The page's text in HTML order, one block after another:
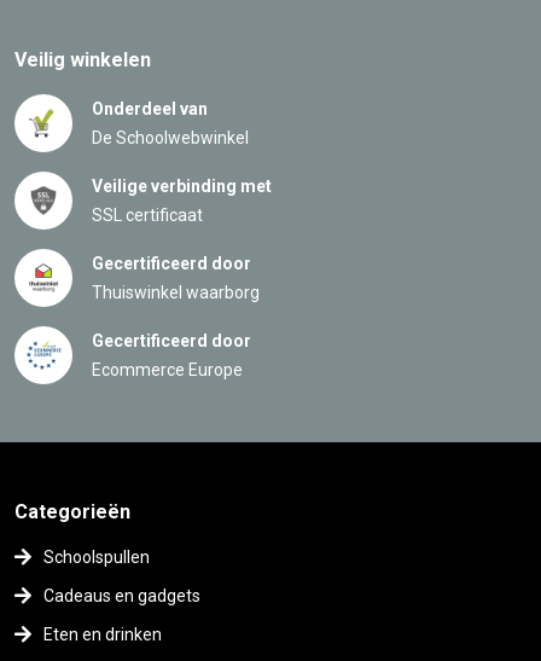
Veilig winkelen
Onderdeel van
De Schoolwebwinkel
Veilige verbinding met
SSL certificaat
Gecertificeerd door
Thuiswinkel waarborg
Gecertificeerd door
Ecommerce Europe
Categorieën
Schoolspullen
Cadeaus en gadgets
Eten en drinken